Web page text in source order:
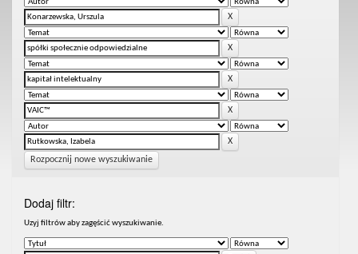
Rozpocznij nowe wyszukiwanie
Dodaj filtr:
Uzyj filtrów aby zagęścić wyszukiwanie.